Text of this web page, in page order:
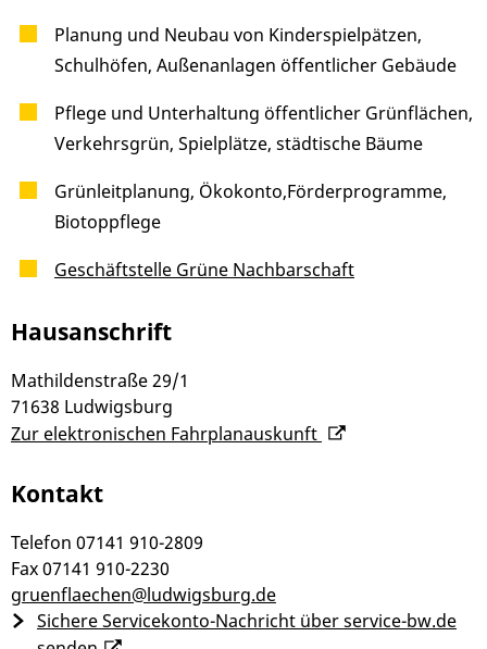
Planung und Neubau von Kinderspielpätzen,
Schulhöfen, Außenanlagen öffentlicher Gebäude
Pflege und Unterhaltung öffentlicher Grünflächen,
Verkehrsgrün, Spielplätze, städtische Bäume
Grünleitplanung, Ökokonto,Förderprogramme,
Biotoppflege
Geschäftstelle Grüne Nachbarschaft
Hausanschrift
Mathildenstraße 29/1
71638 Ludwigsburg
Zur elektronischen Fahrplanauskunft
Kontakt
Telefon 07141 910-2809
Fax07141 910-2230
gruenflaechen@ludwigsburg.de
Sichere Servicekonto-Nachricht über service-bw.de